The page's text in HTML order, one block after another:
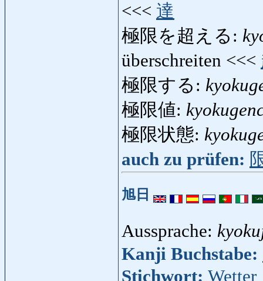
<<< 達
極限を超える:
überschreiten <<<
極限する:
極限値:
極限状態:
auch zu prüfen:
旭日
Aussprache:
Kanji Buchstabe:
Stichwort: Wetter